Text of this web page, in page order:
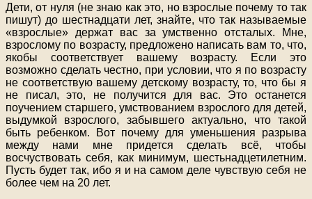
Дети, от нуля (не знаю как это, но взрослые почему то так
пишут) до шестнадцати лет, знайте, что так называемые
«взрослые» держат вас за умственно отсталых. Мне,
взрослому по возрасту, предложено написать вам то, что,
якобы соответствует вашему возрасту. Если это
возможно сделать честно, при условии, что я по возрасту
не соответствую вашему детскому возрасту, то, что бы я
не писал, это, не получится для вас. Это останется
поучением старшего, умствованием взрослого для детей,
выдумкой взрослого, забывшего актуально, что такой
быть ребенком. Вот почему для уменьшения разрыва
между нами мне придется сделать всё, чтобы
восчуствовать себя, как минимум, шестьнадцетилетним.
Пусть будет так, ибо я и на самом деле чувствую себя не
более чем на 20 лет.